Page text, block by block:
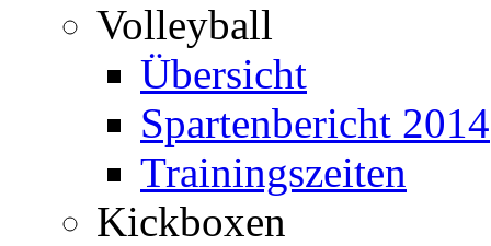
Volleyball
Übersicht
Spartenbericht 2014
Trainingszeiten
Kickboxen